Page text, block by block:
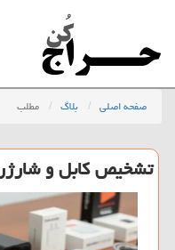
صفحه اصلی بلاگ مطلب
تشخیص کابل و